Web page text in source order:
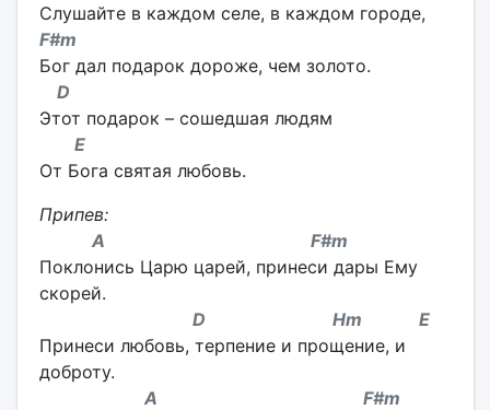
Слушайте в каждом селе, в каждом городе,
F#m
Бог дал подарок дороже, чем золото.
D
Этот подарок – сошедшая людям
E
От Бога святая любовь.
Припев:
A F#m
Поклонись Царю царей, принеси дары Ему
скорей.
D Hm E
Принеси любовь, терпение и прощение, и
доброту.
A F#m